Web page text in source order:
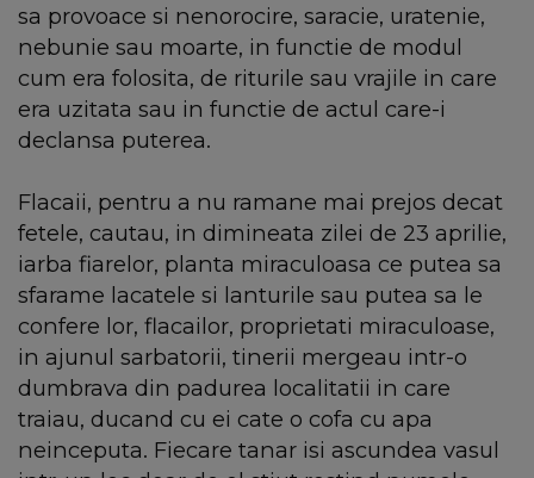
sa provoace si nenorocire, saracie, uratenie,
nebunie sau moarte, in functie de modul
cum era folosita, de riturile sau vrajile in care
era uzitata sau in functie de actul care-i
declansa puterea.
Flacaii, pentru a nu ramane mai prejos decat
fetele, cautau, in dimineata zilei de 23 aprilie,
iarba fiarelor, planta miraculoasa ce putea sa
sfarame lacatele si lanturile sau putea sa le
confere lor, flacailor, proprietati miraculoase,
in ajunul sarbatorii, tinerii mergeau intr-o
dumbrava din padurea localitatii in care
traiau, ducand cu ei cate o cofa cu apa
neinceputa. Fiecare tanar isi ascundea vasul